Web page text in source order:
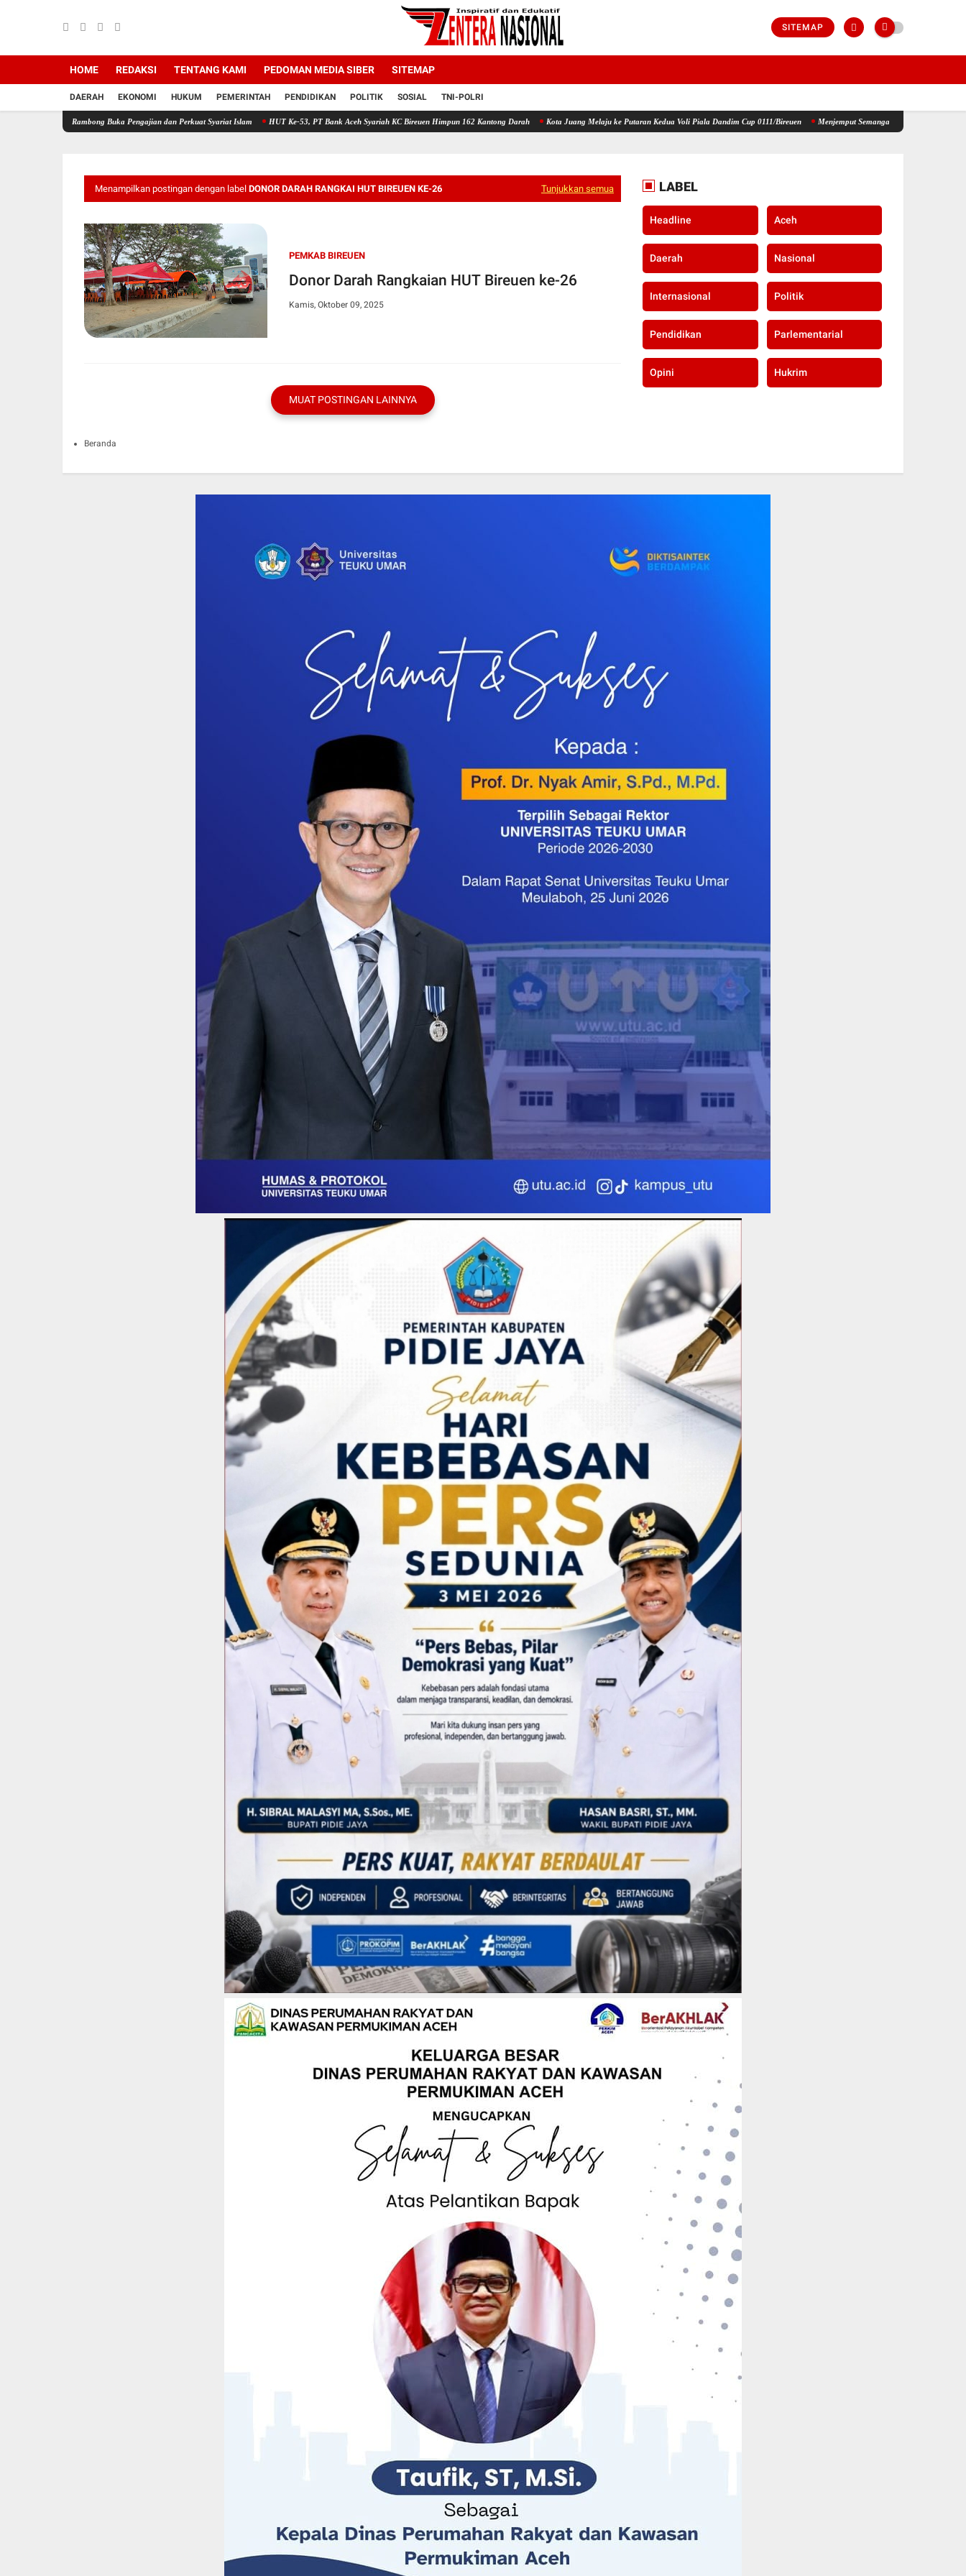
SITEMAP
HOME REDAKSI TENTANG KAMI PEDOMAN MEDIA SIBER SITEMAP
DAERAH EKONOMI HUKUM PEMERINTAH PENDIDIKAN POLITIK SOSIAL TNI-POLRI
Rambong Buka Pengajian dan Perkuat Syariat Islam HUT Ke-53, PT Bank Aceh Syariah KC Bireuen Himpun 162 Kantong Darah Kota Juang Melaju ke Putaran Kedua Voli Piala Dandim Cup 0111/Bireuen Menjemput Semangat Kemerdekaan, Kapolsek Idi Tunong
Menampilkan postingan dengan label DONOR DARAH RANGKAI HUT BIREUEN KE-26 Tunjukkan semua
PEMKAB BIREUEN
Donor Darah Rangkaian HUT Bireuen ke-26
Kamis, Oktober 09, 2025
MUAT POSTINGAN LAINNYA
Beranda
LABEL
Headline Aceh
Daerah Nasional
Internasional Politik
Pendidikan Parlementarial
Opini Hukrim